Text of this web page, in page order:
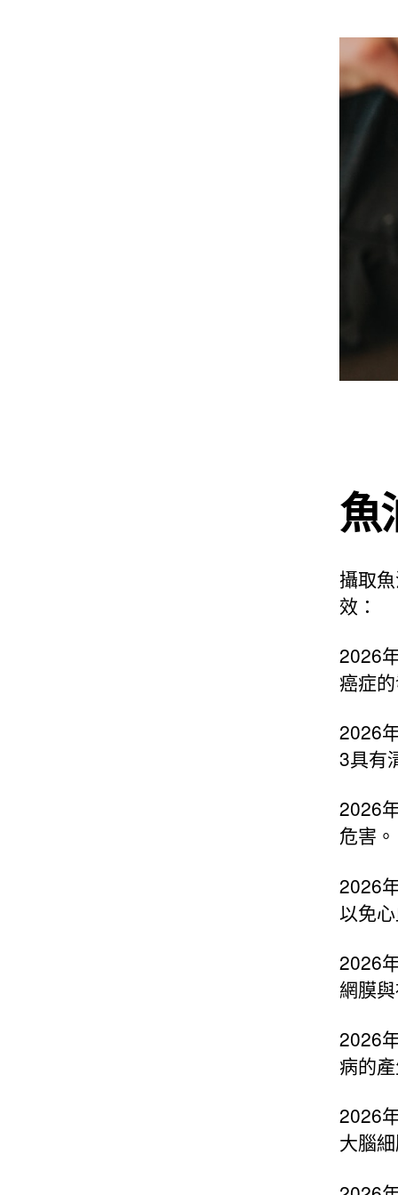
魚
攝取
效：
2026
癌症
2026
3具有
2026
危害。
2026
以免
2026
網膜
2026
病的
2026
大腦